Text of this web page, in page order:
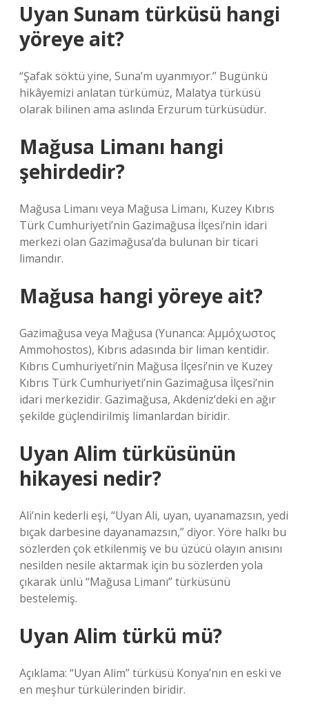
Uyan Sunam türküsü hangi
yöreye ait?
“Şafak söktü yine, Suna’m uyanmıyor.” Bugünkü
hikâyemizi anlatan türkümüz, Malatya türküsü
olarak bilinen ama aslında Erzurum türküsüdür.
Mağusa Limanı hangi
şehirdedir?
Mağusa Limanı veya Mağusa Limanı, Kuzey Kıbrıs
Türk Cumhuriyeti’nin Gazimağusa İlçesi’nin idari
merkezi olan Gazimağusa’da bulunan bir ticari
limandır.
Mağusa hangi yöreye ait?
Gazimağusa veya Mağusa (Yunanca: Αμμόχωστος
Ammohostos), Kıbrıs adasında bir liman kentidir.
Kıbrıs Cumhuriyeti’nin Mağusa İlçesi’nin ve Kuzey
Kıbrıs Türk Cumhuriyeti’nin Gazimağusa İlçesi’nin
idari merkezidir. Gazimağusa, Akdeniz’deki en ağır
şekilde güçlendirilmiş limanlardan biridir.
Uyan Alim türküsünün
hikayesi nedir?
Ali’nin kederli eşi, “Uyan Ali, uyan, uyanamazsın, yedi
bıçak darbesine dayanamazsın,” diyor. Yöre halkı bu
sözlerden çok etkilenmiş ve bu üzücü olayın anısını
nesilden nesile aktarmak için bu sözlerden yola
çıkarak ünlü “Mağusa Limanı” türküsünü
bestelemiş.
Uyan Alim türkü mü?
Açıklama: “Uyan Alim” türküsü Konya’nın en eski ve
en meşhur türkülerinden biridir.